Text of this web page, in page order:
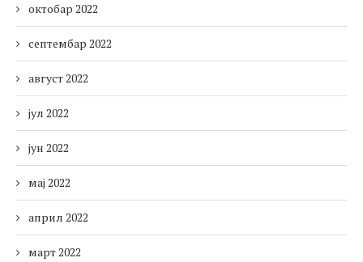
октобар 2022
септембар 2022
август 2022
јул 2022
јун 2022
мај 2022
април 2022
март 2022